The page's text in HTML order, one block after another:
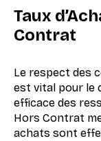
Taux
Contrat
Le respect des
est vital pour le
efficace des
Hors Contrat
achats sont